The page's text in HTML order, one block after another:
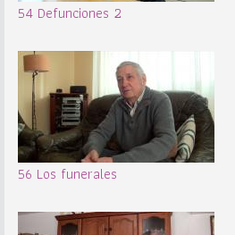
54 Defunciones 2
56 Los funerales